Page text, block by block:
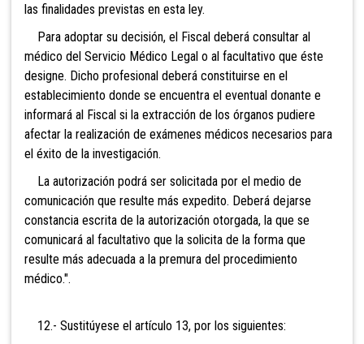
las finalidades previstas en esta ley.
Para adoptar su decisión, el Fiscal deberá consultar al
médico del Servicio Médico Legal o al facultativo que éste
designe. Dicho profesional deberá constituirse en el
establecimiento donde se encuentra el eventual donante e
informará al Fiscal si la extracción de los órganos pudiere
afectar la realización de exámenes médicos necesarios para
el éxito de la investigación.
La autorización podrá ser solicitada por el medio de
comunicación que resulte más expedito. Deberá dejarse
constancia escrita de la autorización otorgada, la que se
comunicará al facultativo que la solicita de la forma que
resulte más adecuada a la premura del procedimiento
médico.".
12.- Sustitúyese el artículo 13, por los siguientes: